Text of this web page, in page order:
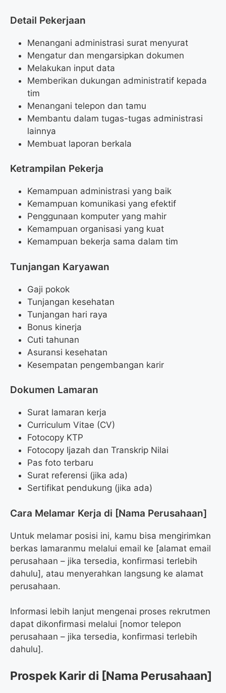
Detail Pekerjaan
Menangani administrasi surat menyurat
Mengatur dan mengarsipkan dokumen
Melakukan input data
Memberikan dukungan administratif kepada
tim
Menangani telepon dan tamu
Membantu dalam tugas-tugas administrasi
lainnya
Membuat laporan berkala
Ketrampilan Pekerja
Kemampuan administrasi yang baik
Kemampuan komunikasi yang efektif
Penggunaan komputer yang mahir
Kemampuan organisasi yang kuat
Kemampuan bekerja sama dalam tim
Tunjangan Karyawan
Gaji pokok
Tunjangan kesehatan
Tunjangan hari raya
Bonus kinerja
Cuti tahunan
Asuransi kesehatan
Kesempatan pengembangan karir
Dokumen Lamaran
Surat lamaran kerja
Curriculum Vitae (CV)
Fotocopy KTP
Fotocopy Ijazah dan Transkrip Nilai
Pas foto terbaru
Surat referensi (jika ada)
Sertifikat pendukung (jika ada)
Cara Melamar Kerja di [Nama Perusahaan]
Untuk melamar posisi ini, kamu bisa mengirimkan
berkas lamaranmu melalui email ke [alamat email
perusahaan – jika tersedia, konfirmasi terlebih
dahulu], atau menyerahkan langsung ke alamat
perusahaan.
Informasi lebih lanjut mengenai proses rekrutmen
dapat dikonfirmasi melalui [nomor telepon
perusahaan – jika tersedia, konfirmasi terlebih
dahulu].
Prospek Karir di [Nama Perusahaan]